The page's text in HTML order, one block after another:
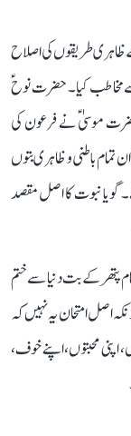
ظاہری طریقوں کی اصلاح
مخاطب کیا۔ حضرت نوحؑ
حضرت موسیٰؑ نے فرعون کی
تمام باطنی و ظاہری بتوں
نبوت کا اصل مقصد
پتھر کے بت دنیا سے ختم
اصل امتحان یہ نہیں کہ
اپنی محبتوں، اپنے خوف،